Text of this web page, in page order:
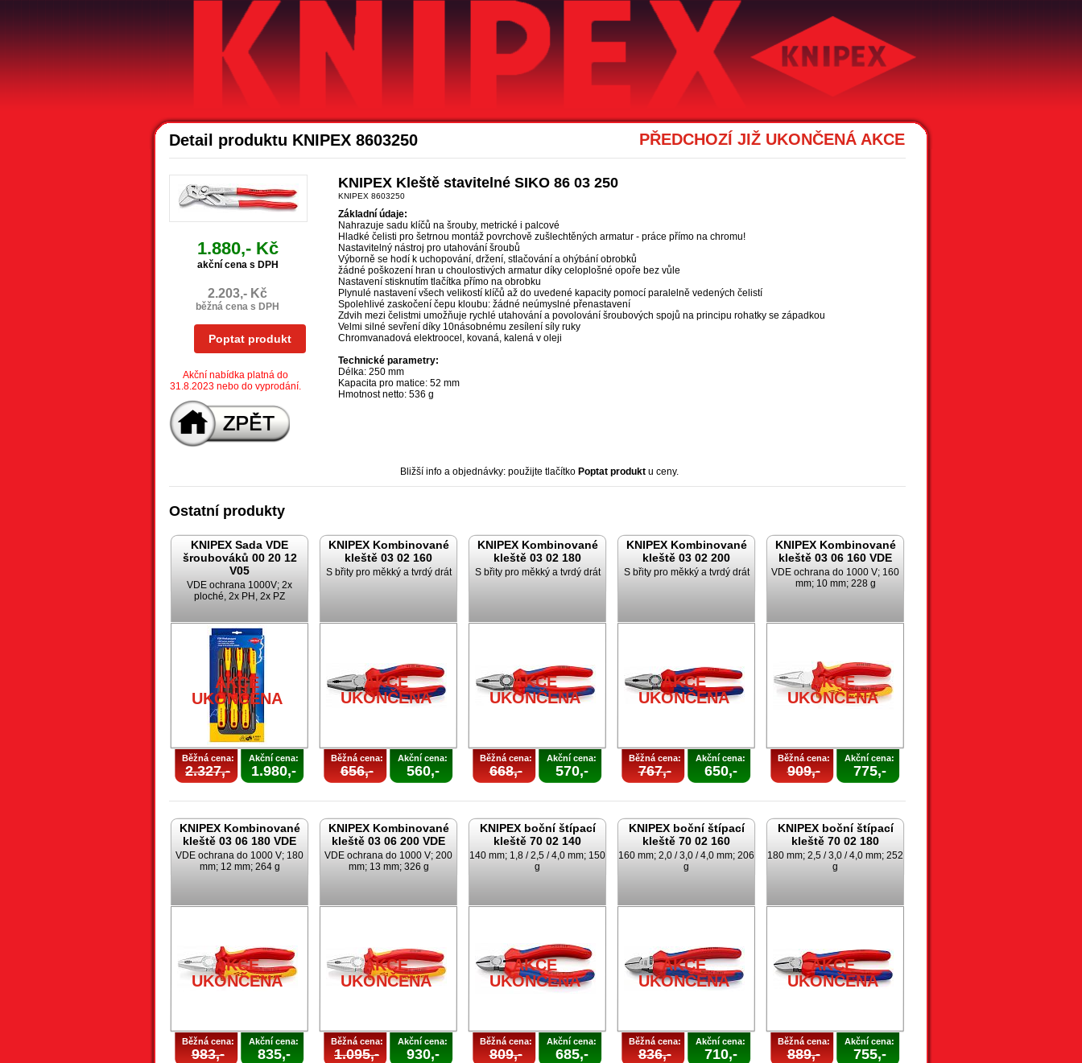
Akce Knipex
Detail produktu KNIPEX 8603250 PŘEDCHOZÍ JIŽ UKONČENÁ AKCE
1.880,- Kč
akční cena s DPH
2.203,- Kč
běžná cena s DPH
Poptat produkt
Akční nabídka platná do
31.8.2023 nebo do vyprodání.
KNIPEX Kleště stavitelné SIKO 86 03 250
KNIPEX 8603250
Základní údaje:
Nahrazuje sadu klíčů na šrouby, metrické i palcové
Hladké čelisti pro šetrnou montáž povrchově zušlechtěných armatur - práce přímo na chromu!
Nastavitelný nástroj pro utahování šroubů
Výborně se hodí k uchopování, držení, stlačování a ohýbání obrobků
žádné poškození hran u choulostivých armatur díky celoplošné opoře bez vůle
Nastavení stisknutím tlačítka přímo na obrobku
Plynulé nastavení všech velikostí klíčů až do uvedené kapacity pomocí paralelně vedených čelistí
Spolehlivé zaskočení čepu kloubu: žádné neúmyslné přenastavení
Zdvih mezi čelistmi umožňuje rychlé utahování a povolování šroubových spojů na principu rohatky se západkou
Velmi silné sevření díky 10násobnému zesílení síly ruky
Chromvanadová elektroocel, kovaná, kalená v oleji
Technické parametry:
Délka: 250 mm
Kapacita pro matice: 52 mm
Hmotnost netto: 536 g
Bližší info a objednávky: použijte tlačítko Poptat produktu ceny.
Ostatní produkty
KNIPEX Sada VDE
šroubováků 00 20 12
V05
VDE ochrana 1000V; 2x
ploché, 2x PH, 2x PZ
AKCE
UKONČENA
Běžná cena:
2.327,-
Akční cena:
1.980,-
KNIPEX Kombinované
kleště 03 02 160
S břity pro měkký a tvrdý drát
AKCE
UKONČENA
Běžná cena:
656,-
Akční cena:
560,-
KNIPEX Kombinované
kleště 03 02 180
S břity pro měkký a tvrdý drát
AKCE
UKONČENA
Běžná cena:
668,-
Akční cena:
570,-
KNIPEX Kombinované
kleště 03 02 200
S břity pro měkký a tvrdý drát
AKCE
UKONČENA
Běžná cena:
767,-
Akční cena:
650,-
KNIPEX Kombinované
kleště 03 06 160 VDE
VDE ochrana do 1000 V; 160
mm; 10 mm; 228 g
AKCE
UKONČENA
Běžná cena:
909,-
Akční cena:
775,-
KNIPEX Kombinované
kleště 03 06 180 VDE
VDE ochrana do 1000 V; 180
mm; 12 mm; 264 g
AKCE
UKONČENA
Běžná cena:
983,-
Akční cena:
835,-
KNIPEX Kombinované
kleště 03 06 200 VDE
VDE ochrana do 1000 V; 200
mm; 13 mm; 326 g
AKCE
UKONČENA
Běžná cena:
1.095,-
Akční cena:
930,-
KNIPEX boční štípací
kleště 70 02 140
140 mm; 1,8 / 2,5 / 4,0 mm; 150
g
AKCE
UKONČENA
Běžná cena:
809,-
Akční cena:
685,-
KNIPEX boční štípací
kleště 70 02 160
160 mm; 2,0 / 3,0 / 4,0 mm; 206
g
AKCE
UKONČENA
Běžná cena:
836,-
Akční cena:
710,-
KNIPEX boční štípací
kleště 70 02 180
180 mm; 2,5 / 3,0 / 4,0 mm; 252
g
AKCE
UKONČENA
Běžná cena:
889,-
Akční cena:
755,-